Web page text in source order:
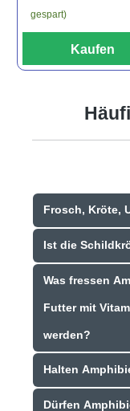
gespart)
Kaufen
Frosch, Kröte,
Ist die
Was fressen
Futter mit
werden?
Halten
Dürfen